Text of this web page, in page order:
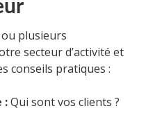
plusieurs
secteur d’activité et
conseils pratiques :
:Qui sont vos clients ?